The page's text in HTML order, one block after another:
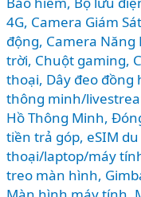
GIÁ
RẺ
ĐẾN
CAO
CẤP
4G, Camera Giám Sát
động, Camera Năng
trời, Chuột gaming,
thoại, Dây đeo đồng
thông minh/
Hồ Thông Minh,
tiền trả góp, eSIM
thoại/laptop/máy
treo màn hình,